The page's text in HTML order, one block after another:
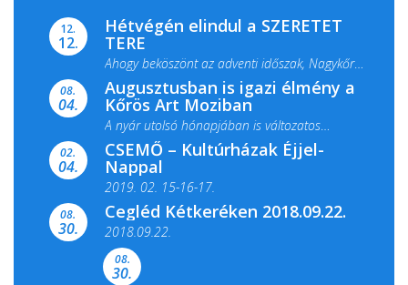
12.
12.
Hétvégén elindul a SZERETET
TERE
Ahogy beköszönt az adventi időszak, Nagykőrös
ismét megtelik ünnepi fénnyel és közös...
08.
04.
Augusztusban is igazi élmény a
Kőrös Art Moziban
A nyár utolsó hónapjában is változatos
filmkínálattal, családi...
02.
04.
CSEMŐ – Kultúrházak Éjjel-
Nappal
2019. 02. 15-16-17.
Színes és tartalmas programokkal várja a
Csemői Községi Könyvtár és...
08.
30.
Cegléd Kétkeréken 2018.09.22.
2018.09.22.
08.
30.